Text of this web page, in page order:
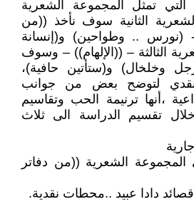
التي تمثل المجموعة الشعرية
الثانية سوف نأخذ ((من
(نورس .. وطواحين) و(إنسانة
الثالثة – ((الإلهام)) – وسوف
وخلخال) و(ستأتين حافية)،
نقدي لتوضح بعض من جوانب
،أنها ترنيمة الحب وتقاسيم
تقسيم الدراسة الى ثلاث
المجموعة الشعرية ((من دفاتر